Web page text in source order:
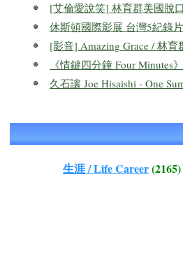
[艾倫愛說笑] 林育群美國脫
休斯頓國際影展 台灣5紀錄
[影音] Amazing Grace / 林育
《情鍵四分鐘 Four Minutes
久石讓 Joe Hisaishi - One
生涯 / Life Career(2165)